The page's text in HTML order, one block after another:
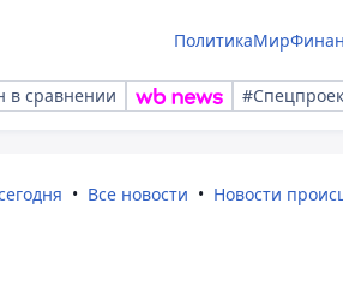
ПолитикаМир
в сравнении
Все новости Новости